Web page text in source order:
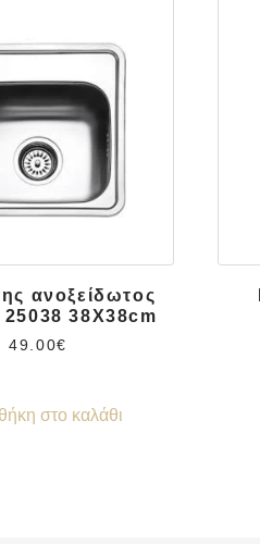
ανοξείδωτος
38X38cm
49.00€
στο καλάθι